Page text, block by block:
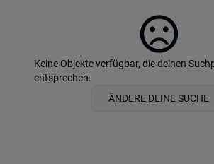
Keine Objekte verfügbar, die deinen
entsprechen.
ÄNDERE DEINE SUCHE